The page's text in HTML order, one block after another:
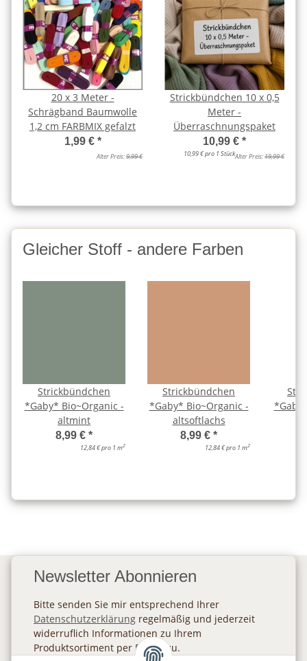
20 x 3 Meter -
Schrägband Baumwolle
1,2 cm FARBMIX gefalzt
1,99 € *
Alter Preis:9,99 €
Strickbündchen 10 x 0,5
Meter -
Überraschnungspaket
10,99 € *
10,99 € pro 1 StückAlter Preis:19,99 €
Gleicher Stoff - andere Farben
Strickbündchen
*Gaby* Bio~Organic -
altmint
8,99 € *
12,84 € pro 1 m2
Strickbündchen
*Gaby* Bio~Organic -
altsoftlachs
8,99 € *
12,84 € pro 1 m2
Newsletter Abonnieren
Bitte senden Sie mir entsprechend Ihrer
Datenschutzerklärung regelmäßig und jederzeit
widerruflich Informationen zu Ihrem
Produktsortiment per E-Mail zu.